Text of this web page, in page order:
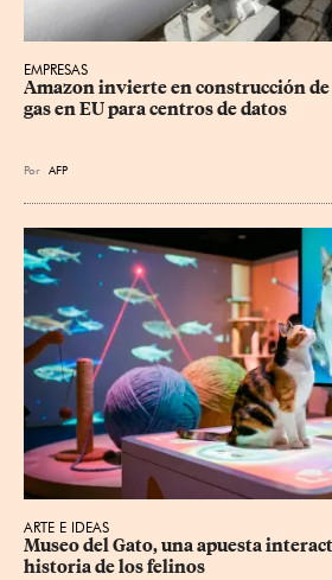
EMPRESAS
Amazon invierte en construcción
gas en EU para centros de datos
Por AFP
ARTE E IDEAS
Museo del Gato, una apuesta
historia de los felinos